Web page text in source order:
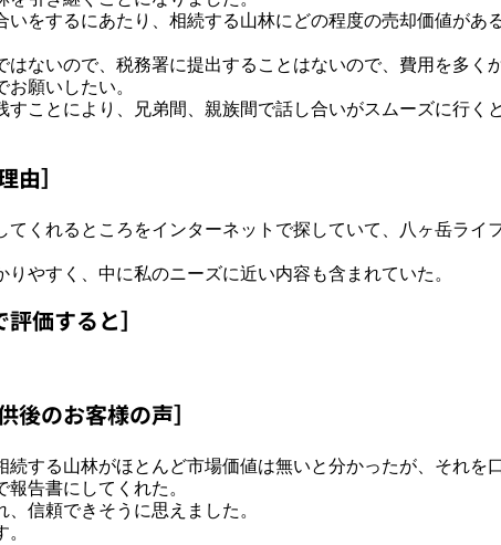
いをするにあたり、相続する山林にどの程度の売却価値があ
はないので、税務署に提出することはないので、費用を多く
願いしたい。
すことにより、兄弟間、親族間で話し合いがスムーズに行く
由］
てくれるところをインターネットで探していて、八ヶ岳ライ
やすく、中に私のニーズに近い内容も含まれていた。
価すると］
後のお客様の声］
続する山林がほとんど市場価値は無いと分かったが、それを
告書にしてくれた。
信頼できそうに思えました。